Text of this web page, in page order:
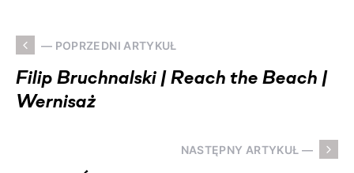
— POPRZEDNI ARTYKUŁ
Filip Bruchnalski | Reach the Beach |
Wernisaż
NASTĘPNY ARTYKUŁ —